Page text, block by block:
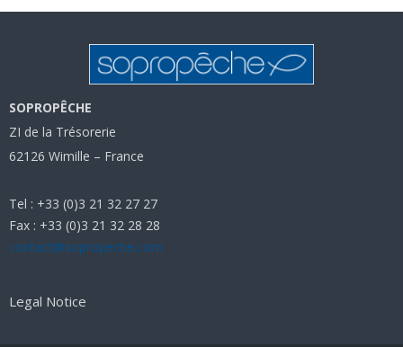
SOPROPÊCHE
ZI de la Trésorerie
62126 Wimille – France
Tel : +33 (0)3 21 32 27 27
Fax : +33 (0)3 21 32 28 28
contact@sopropeche.com
Legal Notice